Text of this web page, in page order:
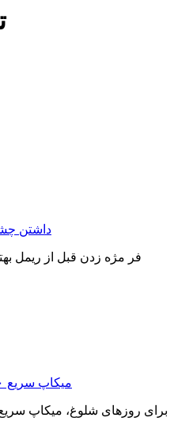
داشتن
فر مژه زدن قبل از ریمل
میکاپ سریع ۱۰ دقیقه برای محیط کار یا مدرسه